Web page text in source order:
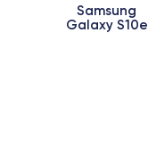
Samsung
Galaxy S10e